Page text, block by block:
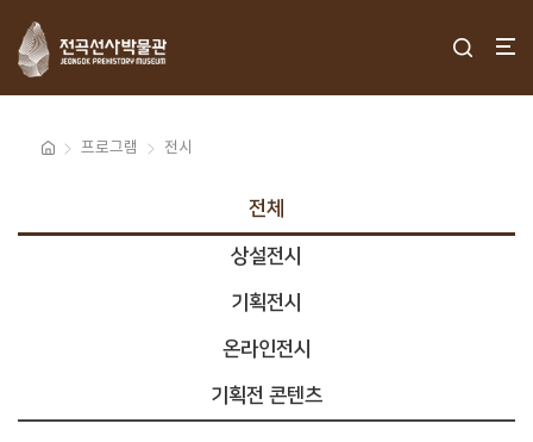
프로그램 전시
전체
상설전시
기획전시
온라인전시
기획전 콘텐츠